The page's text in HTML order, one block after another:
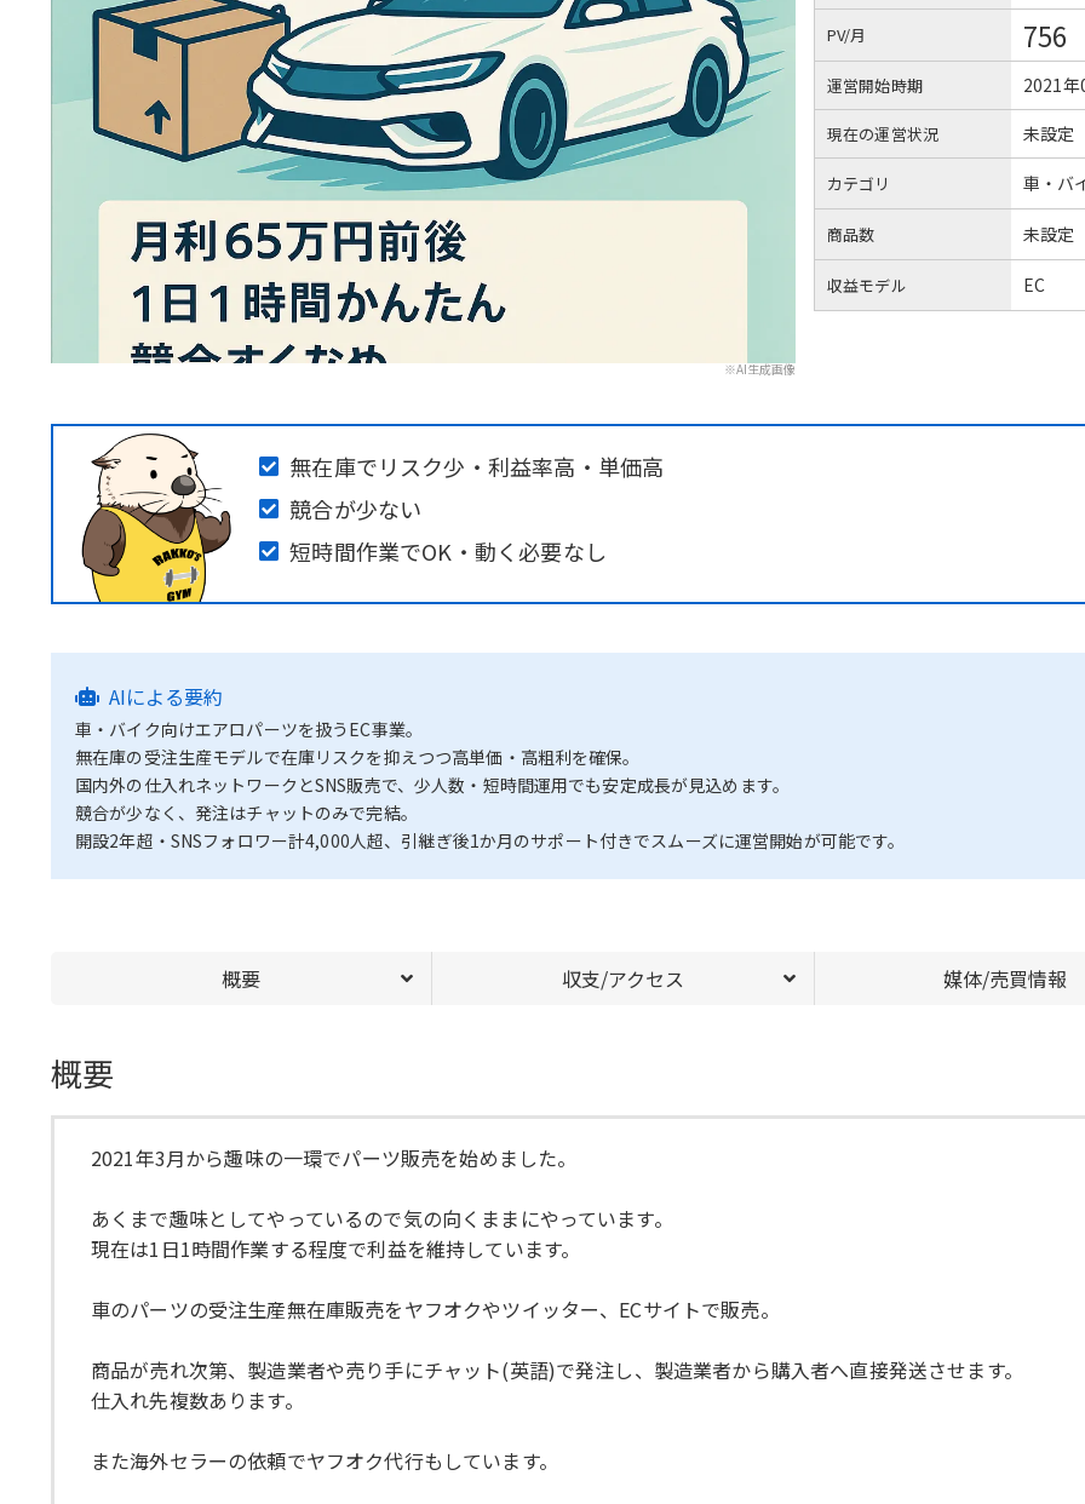
※AI生成画像
PV/月 756
運営開始時期 2021年
現在の運営状況 未設定
カテゴリ 車・バ
商品数 未設定
収益モデル EC
無在庫でリスク少・利益率高・単価高
競合が少ない
短時間作業でOK・動く必要なし
AIによる要約
車・バイク向けエアロパーツを扱うEC事業。
無在庫の受注生産モデルで在庫リスクを抑えつつ高単価・高粗利を確保。
国内外の仕入れネットワークとSNS販売で、少人数・短時間運用でも安定成長が見込めます。
競合が少なく、発注はチャットのみで完結。
開設2年超・SNSフォロワー計4,000人超、引継ぎ後1か月のサポート付きでスムーズに運営開始が可能です。
概要 収支/アクセス 媒体/売買情報
概要
2021年3月から趣味の一環でパーツ販売を始めました。
あくまで趣味としてやっているので気の向くままにやっています。
現在は1日1時間作業する程度で利益を維持しています。
車のパーツの受注生産無在庫販売をヤフオクやツイッター、ECサイトで販売。
商品が売れ次第、製造業者や売り手にチャット(英語)で発注し、製造業者から購入者へ直接発送させます。
仕入れ先複数あります。
また海外セラーの依頼でヤフオク代行もしています。